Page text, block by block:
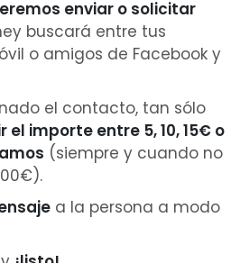
enviar o solicitar
buscará entre tus
o amigos de Facebook y
el contacto, tan sólo
el importe entre 5, 10, 15€ o
(siempre y cuando no
a la persona a modo